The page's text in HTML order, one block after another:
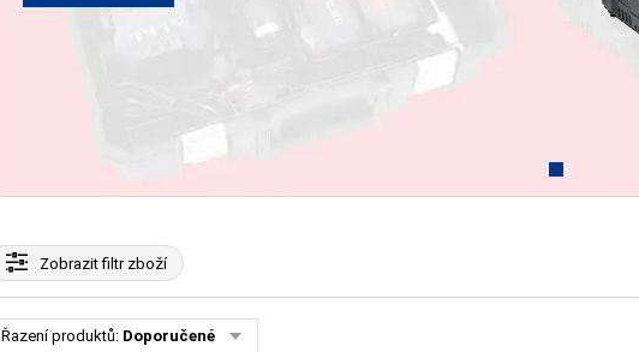
Zobrazitfiltr zboží
Řazení produktů: Doporučené